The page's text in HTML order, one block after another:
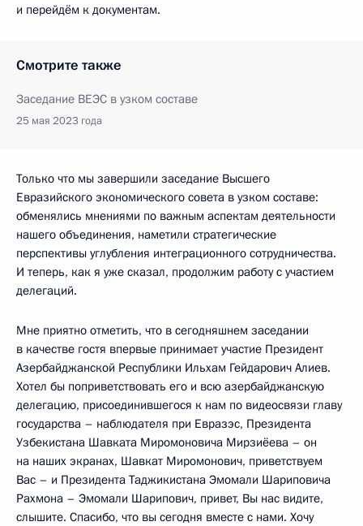
и перейдём к документам.
Смотрите также
Заседание ВЕЭС в узком составе
25 мая 2023 года
Только что мы завершили заседание Высшего
Евразийского экономического совета в узком составе:
обменялись мнениями по важным аспектам деятельности
нашего объединения, наметили стратегические
перспективы углубления интеграционного сотрудничества.
И теперь, как я уже сказал, продолжим работу с участием
делегаций.
Мне приятно отметить, что в сегодняшнем заседании
в качестве гостя впервые принимает участие Президент
Азербайджанской Республики Ильхам Гейдарович Алиев.
Хотел бы поприветствовать его и всю азербайджанскую
делегацию, присоединившегося к нам по видеосвязи главу
государства – наблюдателя при Евразэс, Президента
Узбекистана Шавката Миромоновича Мирзиёева – он
на наших экранах, Шавкат Миромонович, приветствуем
Вас – и Президента Таджикистана Эмомали Шариповича
Рахмона – Эмомали Шарипович, привет, Вы нас видите,
слышите. Спасибо, что вы сегодня вместе с нами. Хочу